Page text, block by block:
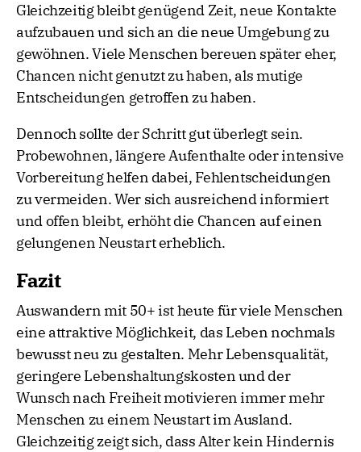
Gleichzeitig bleibt genügend Zeit, neue Kontakte
aufzubauen und sich an die neue Umgebung zu
gewöhnen. Viele Menschen bereuen später eher,
Chancen nicht genutzt zu haben, als mutige
Entscheidungen getroffen zu haben.
Dennoch sollte der Schritt gut überlegt sein.
Probewohnen, längere Aufenthalte oder intensive
Vorbereitung helfen dabei, Fehlentscheidungen
zu vermeiden. Wer sich ausreichend informiert
und offen bleibt, erhöht die Chancen auf einen
gelungenen Neustart erheblich.
Fazit
Auswandern mit 50+ ist heute für viele Menschen
eine attraktive Möglichkeit, das Leben nochmals
bewusst neu zu gestalten. Mehr Lebensqualität,
geringere Lebenshaltungskosten und der
Wunsch nach Freiheit motivieren immer mehr
Menschen zu einem Neustart im Ausland.
Gleichzeitig zeigt sich, dass Alter kein Hindernis